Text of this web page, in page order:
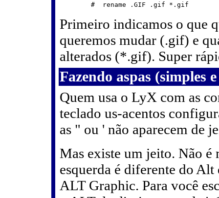
Primeiro indicamos o que
queremos mudar (.gif) e
alterados (*.gif). Super
Fazendo aspas (simples
Quem usa o LyX com as
teclado us-acentos
as " ou ' não aparecem de
Mas existe um jeito. Não
esquerda é diferente do
ALT Graphic. Para você